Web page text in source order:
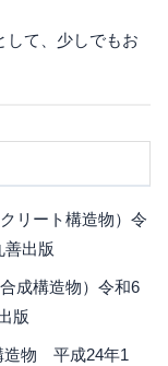
して、少しでもお
リート構造物）令
出版
成構造物）令和6
版
造物 平成24年1